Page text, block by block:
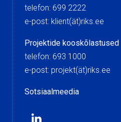
telefon: 699 2222
e-post: klient(ät)riks.ee
Projektide kooskõlastused
telefon: 693 1000
e-post: projekt(ät)riks.ee
Sotsiaalmeedia